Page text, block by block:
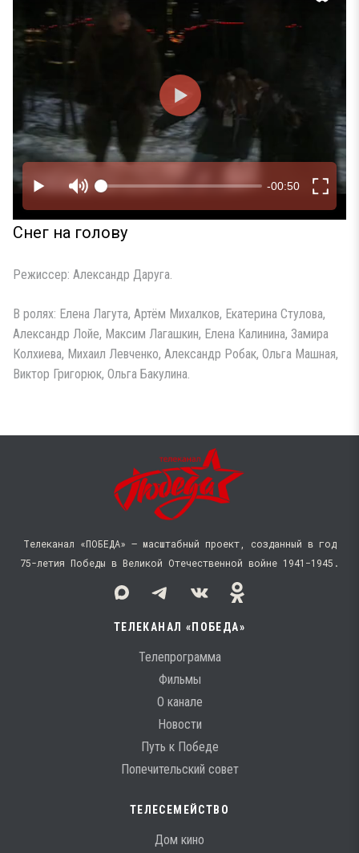
Снег на голову
Режиссер: Александр Даруга.
В ролях: Елена Лагута, Артём Михалков, Екатерина Стулова,
Александр Лойе, Максим Лагашкин, Елена Калинина, Замира
Колхиева, Михаил Левченко, Александр Робак, Ольга Машная,
Виктор Григорюк, Ольга Бакулина.
Телеканал «ПОБЕДА» — масштабный проект, созданный в год
75-летия Победы в Великой Отечественной войне 1941−1945.
ТЕЛЕКАНАЛ «ПОБЕДА»
Телепрограмма
Фильмы
О канале
Новости
Путь к Победе
Попечительский совет
ТЕЛЕСЕМЕЙСТВО
Дом кино